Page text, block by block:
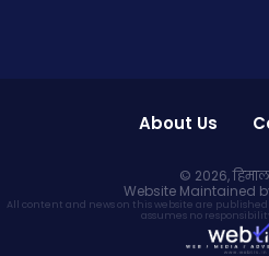
About Us
© 2026,
Website Maintained
All content and news on this website are
assumes no